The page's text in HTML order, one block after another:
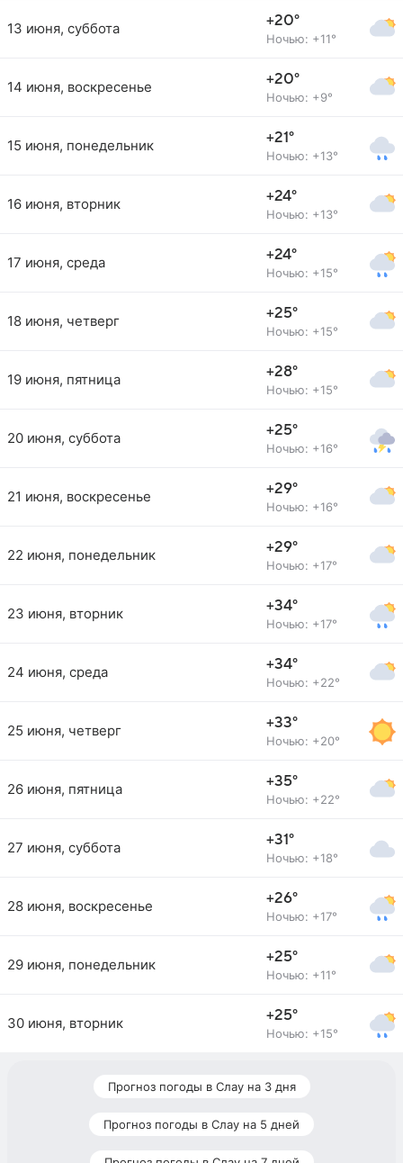
13 июня, суббота +20°
Ночью: +11°
14 июня, воскресенье +20°
Ночью: +9°
15 июня, понедельник +21°
Ночью: +13°
16 июня, вторник +24°
Ночью: +13°
17 июня, среда +24°
Ночью: +15°
18 июня, четверг +25°
Ночью: +15°
19 июня, пятница +28°
Ночью: +15°
20 июня, суббота +25°
Ночью: +16°
21 июня, воскресенье +29°
Ночью: +16°
22 июня, понедельник +29°
Ночью: +17°
23 июня, вторник +34°
Ночью: +17°
24 июня, среда +34°
Ночью: +22°
25 июня, четверг +33°
Ночью: +20°
26 июня, пятница +35°
Ночью: +22°
27 июня, суббота +31°
Ночью: +18°
28 июня, воскресенье +26°
Ночью: +17°
29 июня, понедельник +25°
Ночью: +11°
30 июня, вторник +25°
Ночью: +15°
Прогноз погоды в Слау на 3 дня
Прогноз погоды в Слау на 5 дней